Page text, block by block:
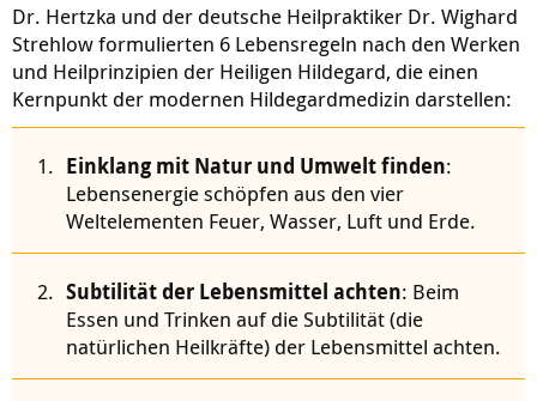
Dr. Hertzka und der deutsche Heilpraktiker Dr. Wighard
Strehlow formulierten 6 Lebensregeln nach den Werken
und Heilprinzipien der Heiligen Hildegard, die einen
Kernpunkt der modernen Hildegardmedizin darstellen:
Einklang mit Natur und Umwelt finden:
Lebensenergie schöpfen aus den vier
Weltelementen Feuer, Wasser, Luft und Erde.
Subtilität der Lebensmittel achten: Beim
Essen und Trinken auf die Subtilität (die
natürlichen Heilkräfte) der Lebensmittel achten.